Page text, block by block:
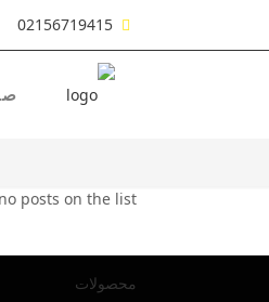
02156719415
posts on the list.
محصولات